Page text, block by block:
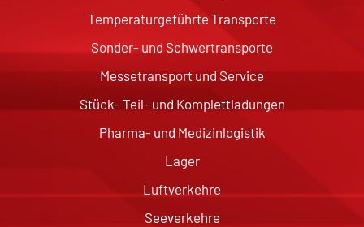
Temperaturgeführte Transporte
Sonder- und Schwertransporte
Messetransport und Service
Stück- Teil- und Komplettladungen
Pharma- und Medizinlogistik
Lager
Luftverkehre
Seeverkehre